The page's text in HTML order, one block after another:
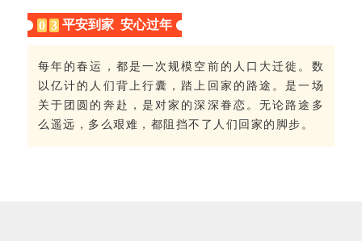
0 3 平安到家 安心过年
每年的春运，都是一次规模空前的人口大迁徙。数
以亿计的人们背上行囊，踏上回家的路途。是一场
关于团圆的奔赴，是对家的深深眷恋。无论路途多
么遥远，多么艰难，都阻挡不了人们回家的脚步。